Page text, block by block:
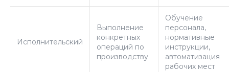
Исполнительский
Выполнение
конкретных
операций по
производству
Обучение
персонала,
нормативные
инструкции,
автоматизация
рабочих мест